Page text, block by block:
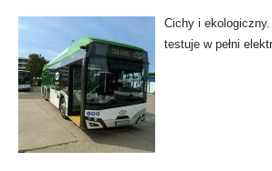
Cichy i
testuje w pełni